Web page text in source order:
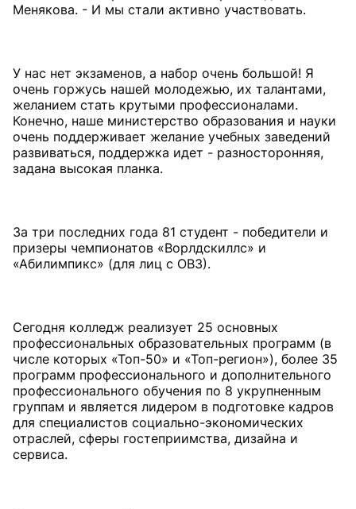
Менякова. - И мы стали активно участвовать.
У нас нет экзаменов, а набор очень большой! Я
очень горжусь нашей молодежью, их талантами,
желанием стать крутыми профессионалами.
Конечно, наше министерство образования и науки
очень поддерживает желание учебных заведений
развиваться, поддержка идет - разносторонняя,
задана высокая планка.
За три последних года 81 студент - победители и
призеры чемпионатов «Ворлдскиллс» и
«Абилимпикс» (для лиц с ОВЗ).
Сегодня колледж реализует 25 основных
профессиональных образовательных программ (в
числе которых «Топ-50» и «Топ-регион»), более 35
программ профессионального и дополнительного
профессионального обучения по 8 укрупненным
группам и является лидером в подготовке кадров
для специалистов социально-экономических
отраслей, сферы гостеприимства, дизайна и
сервиса.